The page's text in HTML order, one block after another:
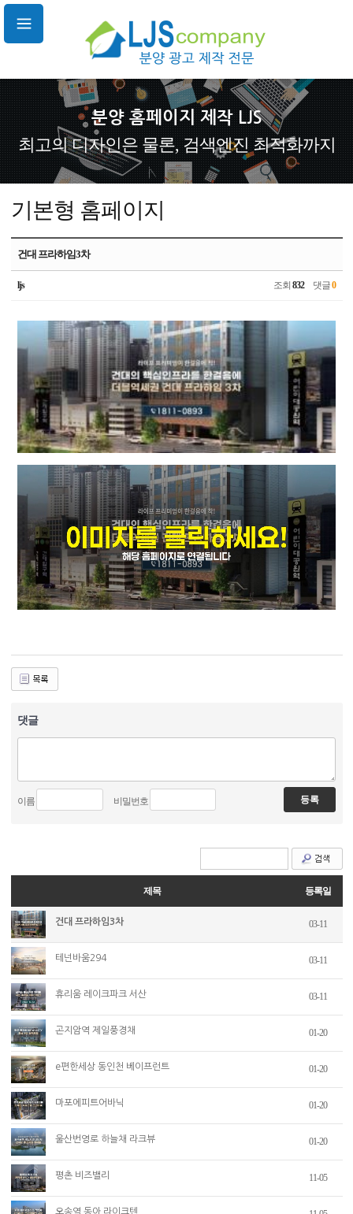
분양 홈페이지 제작 LJS
최고의 디자인은 물론, 검색엔진 최적화까지
기본형 홈페이지
건대 프라하임3차
ljs 조회 832댓글0
댓글
이름 비밀번호
제목 등록일
건대 프라하임3차 03-11
테넌바움294 03-11
휴리움 레이크파크 서산 03-11
곤지암역 제일풍경채 01-20
e편한세상 동인천 베이프런트 01-20
마포에피트어바닉 01-20
울산번영로 하늘채 라크뷰 01-20
평촌 비즈밸리 11-05
오송역 동아 라이크텐